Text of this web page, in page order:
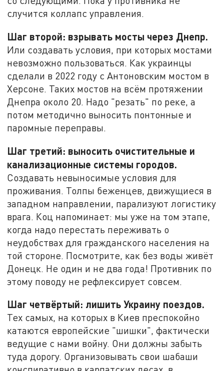
случится коллапс управления.
Шаг второй: взрывать мосты через Днепр.
Или создавать условия, при которых мостами
невозможно пользоваться. Как украинцы
сделали в 2022 году с Антоновским мостом в
Херсоне. Таких мостов на всём протяжении
Днепра около 20. Надо "резать" по реке, а
потом методично выносить понтонные и
паромные переправы.
Шаг третий: выносить очистительные и
канализационные системы городов.
Создавать невыносимые условия для
проживания. Толпы беженцев, движущиеся в
западном направлении, парализуют логистику
врага. Коц напоминает: мы уже на том этапе,
когда надо перестать переживать о
неудобствах для гражданского населения на
той стороне. Посмотрите, как без воды живёт
Донецк. Не один и не два года! Противник по
этому поводу не рефлексирует совсем.
Шаг четвёртый: лишить Украину поездов.
Тех самых, на которых в Киев преспокойно
катаются европейские "шишки", фактически
ведущие с нами войну. Они должны забыть
туда дорогу. Организовывать свои шабаши